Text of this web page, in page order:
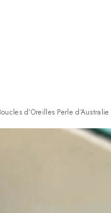
d’Oreilles Perle d’Australie